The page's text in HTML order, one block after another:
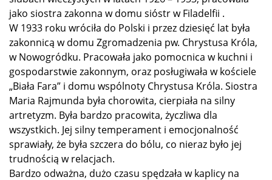
jako siostra zakonna w domu sióstr w Filadelfii .
W 1933 roku wróciła do Polski i przez dziesięć lat była
zakonnicą w domu Zgromadzenia pw. Chrystusa Króla,
w Nowogródku. Pracowała jako pomocnica w kuchni i
gospodarstwie zakonnym, oraz posługiwała w kościele
„Biała Fara” i domu wspólnoty Chrystusa Króla. Siostra
Maria Rajmunda była chorowita, cierpiała na silny
artretyzm. Była bardzo pracowita, życzliwa dla
wszystkich. Jej silny temperament i emocjonalność
sprawiały, że była szczera do bólu, co nieraz było jej
trudnością w relacjach.
Bardzo odważna, dużo czasu spędzała w kaplicy na